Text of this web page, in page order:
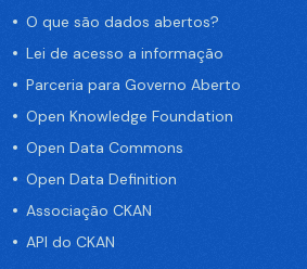
O que são dados abertos?
Lei de acesso a informação
Parceria para Governo Aberto
Open Knowledge Foundation
Open Data Commons
Open Data Definition
Associação CKAN
API do CKAN